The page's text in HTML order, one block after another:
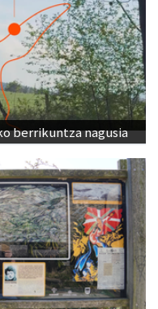
berrikuntza nagusia